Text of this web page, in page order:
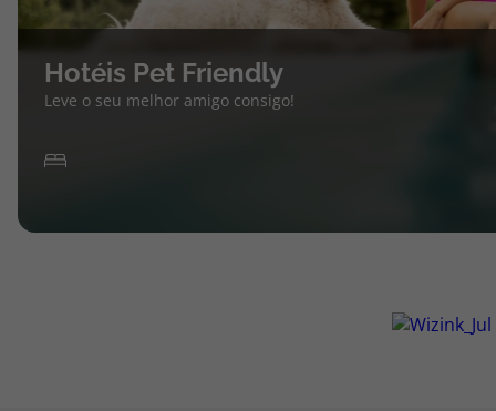
Hotéis Pet Friendly
Leve o seu melhor amigo consigo!